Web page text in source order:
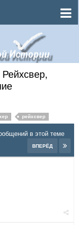
рейхсвер
в этой теме
ВПЕРЁД